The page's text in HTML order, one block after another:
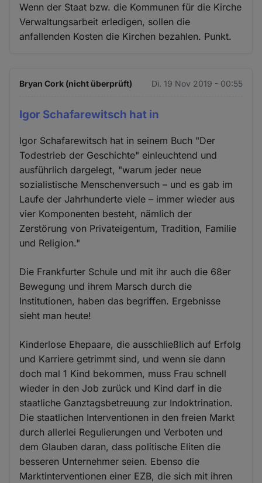
Wenn der Staat bzw. die Kommunen für die Kirche
Verwaltungsarbeit erledigen, sollen die
anfallenden Kosten die Kirchen bezahlen. Punkt.
Bryan Cork (nicht überprüft) Di. 19 Nov 2019 - 00:55
Igor Schafarewitsch hat in
Igor Schafarewitsch hat in seinem Buch "Der
Todestrieb der Geschichte" einleuchtend und
ausführlich dargelegt, "warum jeder neue
sozialistische Menschenversuch – und es gab im
Laufe der Jahrhunderte viele – immer wieder aus
vier Komponenten besteht, nämlich der
Zerstörung von Privateigentum, Tradition, Familie
und Religion."
Die Frankfurter Schule und mit ihr auch die 68er
Bewegung und ihrem Marsch durch die
Institutionen, haben das begriffen. Ergebnisse
sieht man heute!
Kinderlose Ehepaare, die ausschließlich auf Erfolg
und Karriere getrimmt sind, und wenn sie dann
doch mal 1 Kind bekommen, muss Frau schnell
wieder in den Job zurück und Kind darf in die
staatliche Ganztagsbetreuung zur Indoktrination.
Die staatlichen Interventionen in den freien Markt
durch allerlei Regulierungen und Verboten und
dem Glauben daran, dass politische Eliten die
besseren Unternehmer seien. Ebenso die
Marktinterventionen einer EZB, die sich mit ihren